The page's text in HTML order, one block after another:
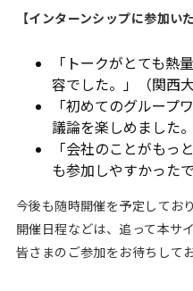
【インターンシップに参加い
「トークがとても熱
容でした。」（関西大
「初めてのグループ
議論を楽しめました
「会社のことがもっ
も参加しやすかった
今後も随時開催を予定しており
開催日程などは、追って本サ
皆さまのご参加をお待ちしてお